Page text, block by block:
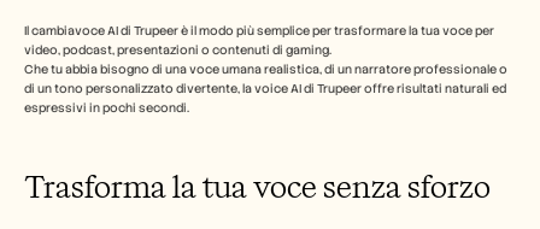
Il cambiavoce AI di Trupeer è il modo più semplice per trasformare la tua voce per
video, podcast, presentazioni o contenuti di gaming.
Che tu abbia bisogno di una voce umana realistica, di un narratore professionale o
di un tono personalizzato divertente, la voice AI di Trupeer offre risultati naturali ed
espressivi in pochi secondi.
Trasforma la tua voce senza sforzo